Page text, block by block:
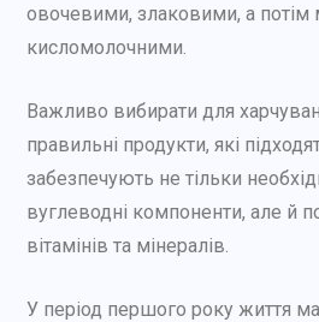
овочевими, злаковими, а потім
кисломолочними.
Важливо вибирати для
правильні продукти, які
забезпечують не тільки
вуглеводні компоненти, але й
вітамінів та мінералів.
У період першого року життя